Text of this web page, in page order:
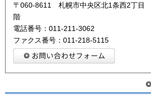
〒060-8611 札幌市中央区北1条西2丁目
階
電話番号：011-211-3062
ファクス番号：011-218-5115